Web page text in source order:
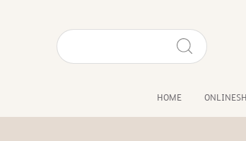
HOME